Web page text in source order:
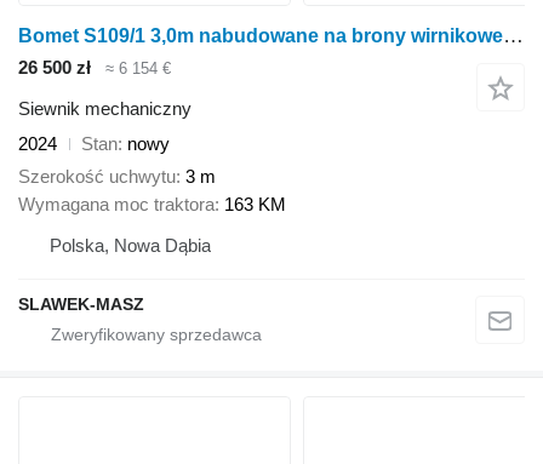
Bomet S109/1 3,0m nabudowane na brony wirnikowe Scorpius
26 500 zł ≈ 6 154 €
Siewnik mechaniczny
2024
Stan nowy
Szerokość uchwytu 3 m
Wymagana moc traktora 163 KM
Polska, Nowa Dąbia
SLAWEK-MASZ